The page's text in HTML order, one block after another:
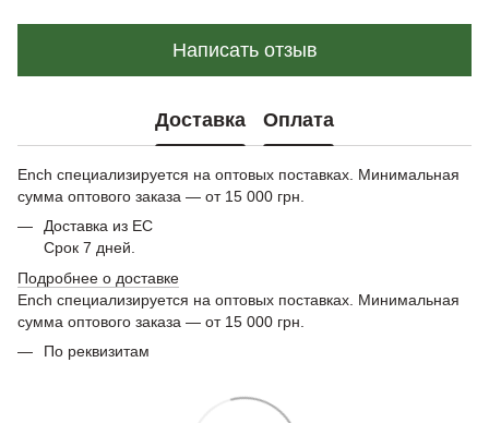
Написать отзыв
Доставка Оплата
Ench специализируется на оптовых поставках. Минимальная
сумма оптового заказа — от 15 000 грн.
Доставка из ЕС
Срок 7 дней.
Подробнее о доставке
Ench специализируется на оптовых поставках. Минимальная
сумма оптового заказа — от 15 000 грн.
По реквизитам